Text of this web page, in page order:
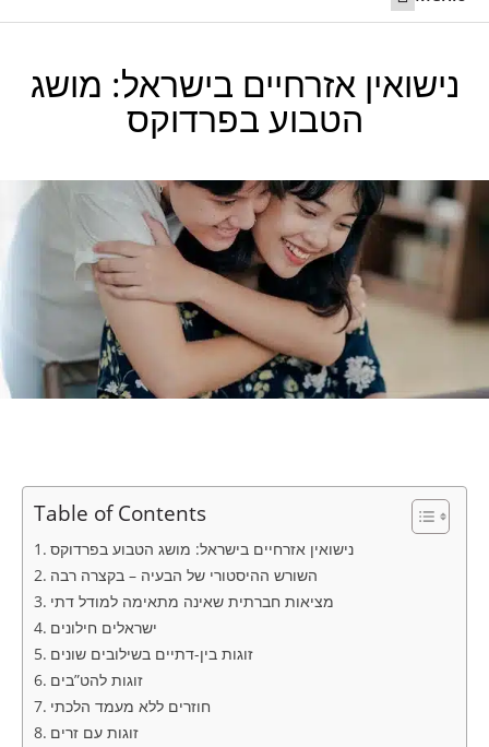
נישואין אזרחיים בישראל: מושג
הטבוע בפרדוקס
Table of Contents
נישואין אזרחיים בישראל: מושג הטבוע בפרדוקס
השורש ההיסטורי של הבעיה – בקצרה רבה
מציאות חברתית שאינה מתאימה למודל דתי
ישראלים חילונים
זוגות בין-דתיים בשילובים שונים
זוגות להט”בים
חוזרים ללא מעמד הלכתי
זוגות עם זרים